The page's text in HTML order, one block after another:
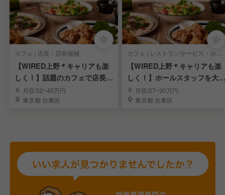
カフェ | 店長・店長候補
【WIRED上野＊キャリアも楽
しく！】話題のカフェで店長候
補を大募集★
月収/32~40万円
東京都 台東区
カフェ | レストランサービス・ホールスタッフ
【WIRED上野＊キャリアも楽
しく！】ホールスタッフを大募
集★月収/27~30万円
東京都 台東区